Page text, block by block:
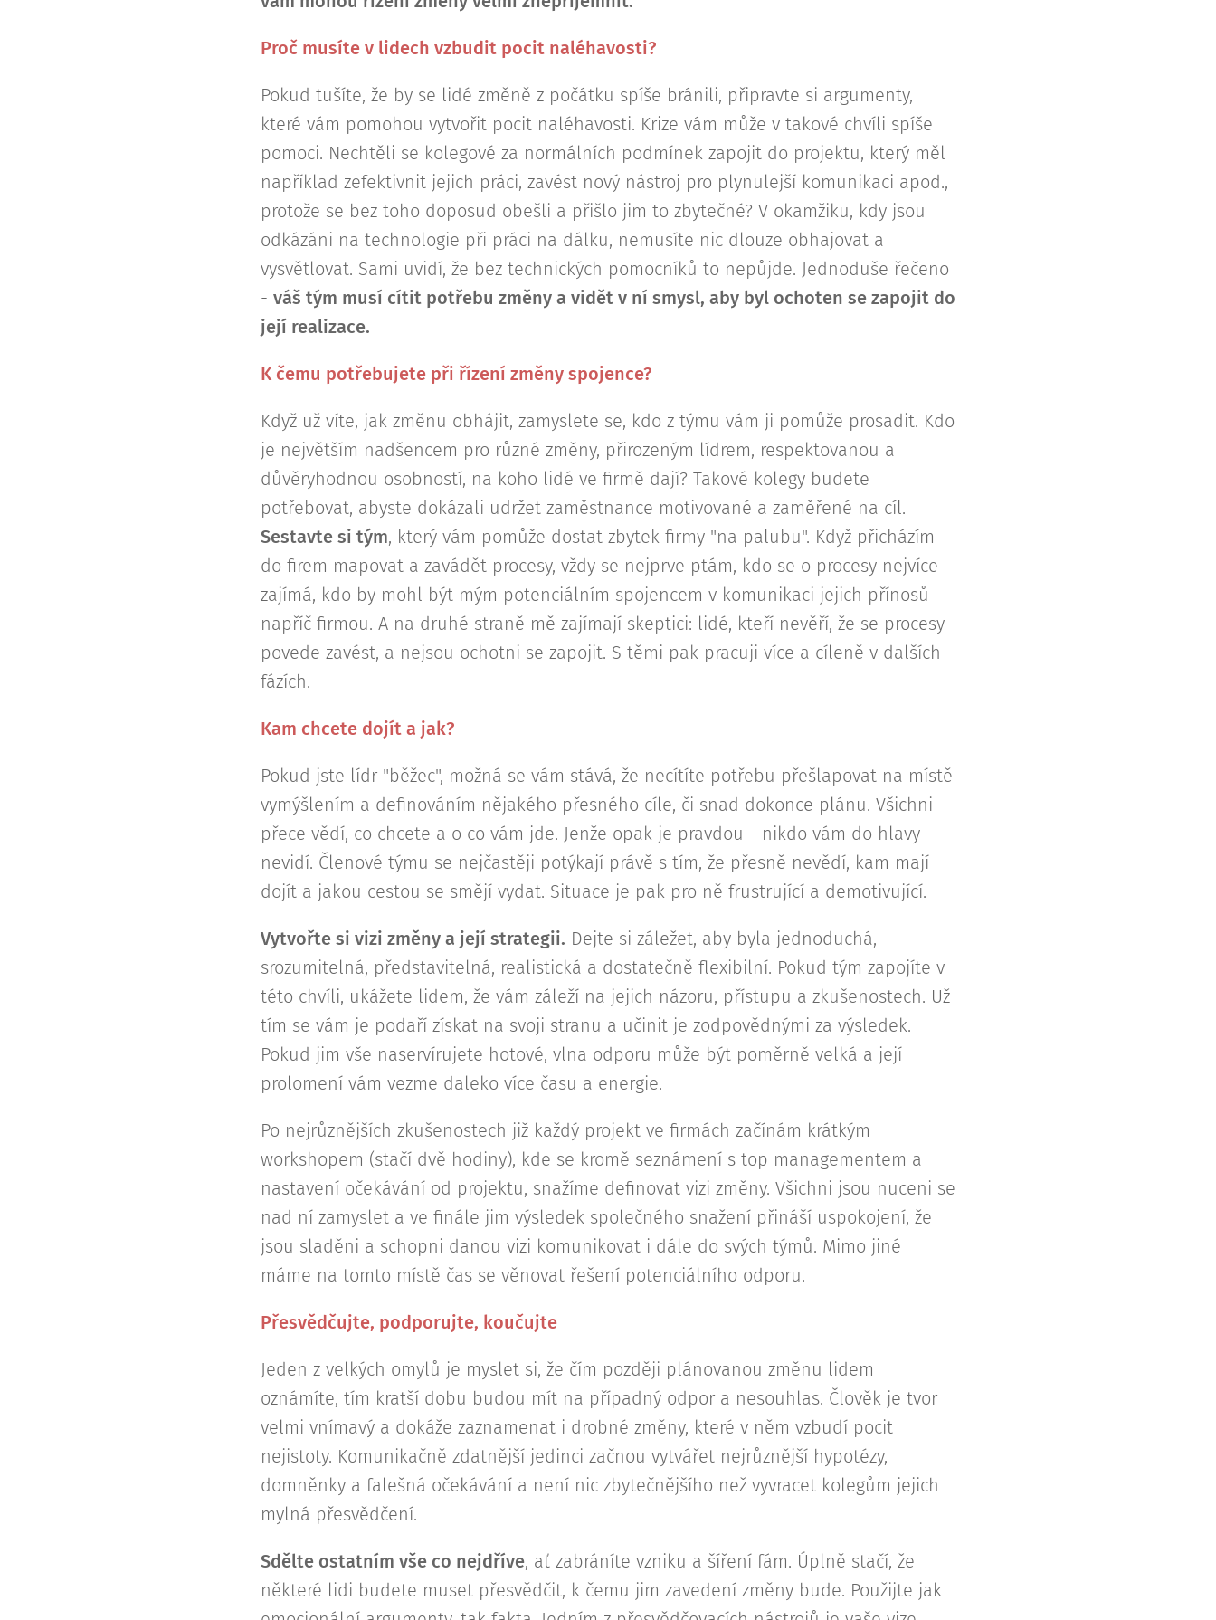
Proč musíte v lidech vzbudit pocit naléhavosti?
Pokud tušíte, že by se lidé změně z počátku spíše bránili, připravte si argumenty,
které vám pomohou vytvořit pocit naléhavosti. Krize vám může v takové chvíli spíše
pomoci. Nechtěli se kolegové za normálních podmínek zapojit do projektu, který měl
například zefektivnit jejich práci, zavést nový nástroj pro plynulejší komunikaci apod.,
protože se bez toho doposud obešli a přišlo jim to zbytečné? V okamžiku, kdy jsou
odkázáni na technologie při práci na dálku, nemusíte nic dlouze obhajovat a
vysvětlovat. Sami uvidí, že bez technických pomocníků to nepůjde. Jednoduše řečeno
- váš tým musí cítit potřebu změny a vidět v ní smysl, aby byl ochoten se zapojit do
její realizace.
K čemu potřebujete při řízení změny spojence?
Když už víte, jak změnu obhájit, zamyslete se, kdo z týmu vám ji pomůže prosadit. Kdo
je největším nadšencem pro různé změny, přirozeným lídrem, respektovanou a
důvěryhodnou osobností, na koho lidé ve firmě dají? Takové kolegy budete
potřebovat, abyste dokázali udržet zaměstnance motivované a zaměřené na cíl.
Sestavte si tým, který vám pomůže dostat zbytek firmy "na palubu". Když přicházím
do firem mapovat a zavádět procesy, vždy se nejprve ptám, kdo se o procesy nejvíce
zajímá, kdo by mohl být mým potenciálním spojencem v komunikaci jejich přínosů
napříč firmou. A na druhé straně mě zajímají skeptici: lidé, kteří nevěří, že se procesy
povede zavést, a nejsou ochotni se zapojit. S těmi pak pracuji více a cíleně v dalších
fázích.
Kam chcete dojít a jak?
Pokud jste lídr "běžec", možná se vám stává, že necítíte potřebu přešlapovat na místě
vymýšlením a definováním nějakého přesného cíle, či snad dokonce plánu. Všichni
přece vědí, co chcete a o co vám jde. Jenže opak je pravdou - nikdo vám do hlavy
nevidí. Členové týmu se nejčastěji potýkají právě s tím, že přesně nevědí, kam mají
dojít a jakou cestou se smějí vydat. Situace je pak pro ně frustrující a demotivující.
Vytvořte si vizi změny a její strategii. Dejte si záležet, aby byla jednoduchá,
srozumitelná, představitelná, realistická a dostatečně flexibilní. Pokud tým zapojíte v
této chvíli, ukážete lidem, že vám záleží na jejich názoru, přístupu a zkušenostech. Už
tím se vám je podaří získat na svoji stranu a učinit je zodpovědnými za výsledek.
Pokud jim vše naservírujete hotové, vlna odporu může být poměrně velká a její
prolomení vám vezme daleko více času a energie.
Po nejrůznějších zkušenostech již každý projekt ve firmách začínám krátkým
workshopem (stačí dvě hodiny), kde se kromě seznámení s top managementem a
nastavení očekávání od projektu, snažíme definovat vizi změny. Všichni jsou nuceni se
nad ní zamyslet a ve finále jim výsledek společného snažení přináší uspokojení, že
jsou sladěni a schopni danou vizi komunikovat i dále do svých týmů. Mimo jiné
máme na tomto místě čas se věnovat řešení potenciálního odporu.
Přesvědčujte, podporujte, koučujte
Jeden z velkých omylů je myslet si, že čím později plánovanou změnu lidem
oznámíte, tím kratší dobu budou mít na případný odpor a nesouhlas. Člověk je tvor
velmi vnímavý a dokáže zaznamenat i drobné změny, které v něm vzbudí pocit
nejistoty. Komunikačně zdatnější jedinci začnou vytvářet nejrůznější hypotézy,
domněnky a falešná očekávání a není nic zbytečnějšího než vyvracet kolegům jejich
mylná přesvědčení.
Sdělte ostatním vše co nejdříve, ať zabráníte vzniku a šíření fám. Úplně stačí, že
některé lidi budete muset přesvědčit, k čemu jim zavedení změny bude. Použijte jak